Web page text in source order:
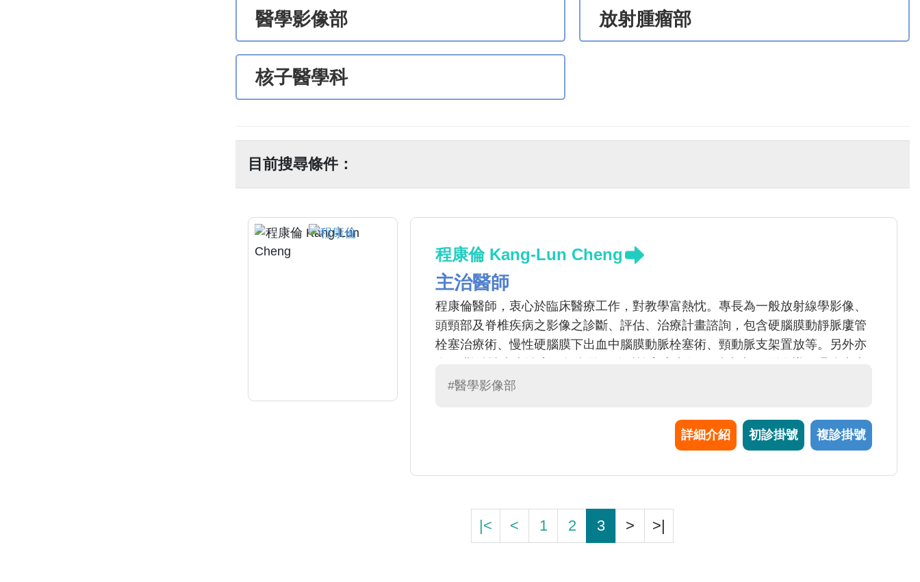
醫學影像部 放射腫瘤部
核子醫學科
目前搜尋條件：
程康倫 Kang-Lun Cheng
主治醫師
程康倫醫師，衷心於臨床醫療工作，對教學富熱忱。專長為一般放射線學影像、
頭頸部及脊椎疾病之影像之診斷、評估、治療計畫諮詢，包含硬腦膜動靜脈廔管
栓塞治療術、慢性硬腦膜下出血中腦膜動脈栓塞術、頸動脈支架置放等。另外亦
治療
#醫學影像部
詳細介紹 初診掛號 複診掛號
|< < 1 2 3 > >|